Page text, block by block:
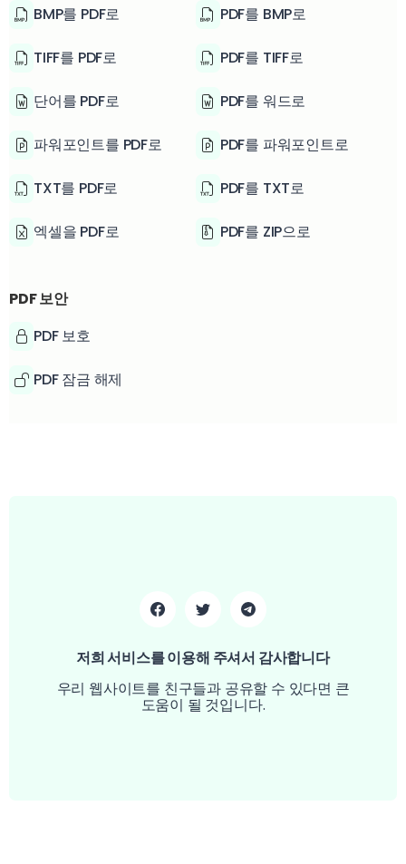
BMP를 PDF로
TIFF를 PDF로
단어를 PDF로
파워포인트를 PDF로
TXT를 PDF로
엑셀을 PDF로
PDF를 BMP로
PDF를 TIFF로
PDF를 워드로
PDF를 파워포인트로
PDF를 TXT로
PDF를 ZIP으로
PDF 보안
PDF 보호
PDF 잠금 해제
저희 서비스를 이용해 주셔서 감사합니다
우리 웹사이트를 친구들과 공유할 수 있다면 큰
도움이 될 것입니다.